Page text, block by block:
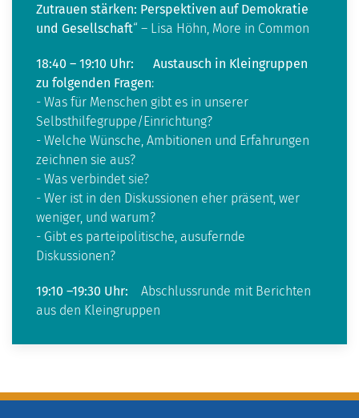
Zutrauen stärken: Perspektiven auf Demokratie
und Gesellschaft“ – Lisa Höhn, More in Common
18:40 – 19:10 Uhr:
Austausch in Kleingruppen
zu folgenden Fragen:
- Was für Menschen gibt es in unserer
Selbsthilfegruppe/Einrichtung?
- Welche Wünsche, Ambitionen und Erfahrungen
zeichnen sie aus?
- Was verbindet sie?
- Wer ist in den Diskussionen eher präsent, wer
weniger, und warum?
- Gibt es parteipolitische, ausufernde
Diskussionen?
19:10 –19:30 Uhr: Abschlussrunde mit Berichten
aus den Kleingruppen